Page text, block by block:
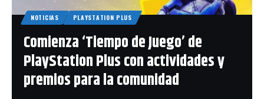
NOTICIAS PLAYSTATION PLUS
Comienza ‘Tiempo de Juego’ de
PlayStation Plus con actividades y
premios para la comunidad